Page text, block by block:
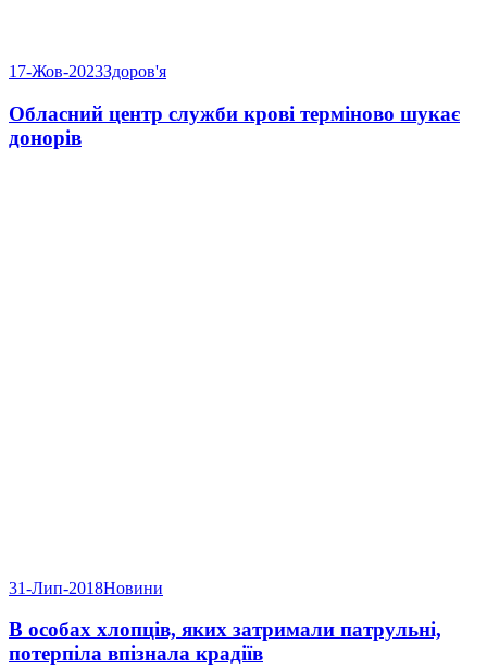
17-Жов-2023Здоров'я
Обласний центр служби крові терміново шукає
донорів
31-Лип-2018Новини
В особах хлопців, яких затримали патрульні,
потерпіла впізнала крадіїв